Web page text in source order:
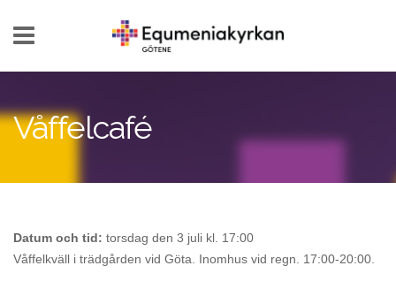
Våffelcafé
Datum och tid: torsdag den 3 juli kl. 17:00
Våffelkväll i trädgården vid Göta. Inomhus vid regn. 17:00-20:00.